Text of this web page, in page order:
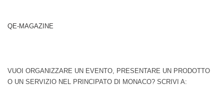
QE-MAGAZINE
VUOI ORGANIZZARE UN EVENTO, PRESENTARE UN PRODOTTO
O UN SERVIZIO NEL PRINCIPATO DI MONACO? SCRIVI A: